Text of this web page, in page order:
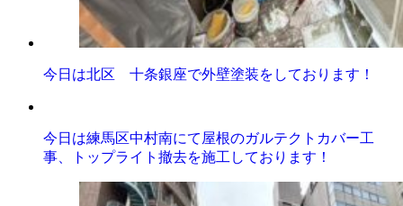
今日は北区 十条銀座で外壁塗装をしております！
今日は練馬区中村南にて屋根のガルテクトカバー工
事、トップライト撤去を施工しております！